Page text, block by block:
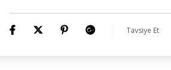
Tavsiye Et